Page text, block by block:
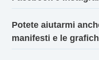
Potete aiutarmi
manifesti e le